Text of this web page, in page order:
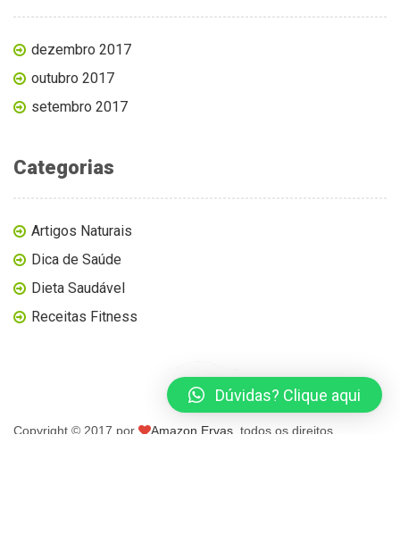
dezembro 2017
outubro 2017
setembro 2017
Categorias
Artigos Naturais
Dica de Saúde
Dieta Saudável
Receitas Fitness
Copyright © 2017 por Amazon Ervas , todos os direitos
Dúvidas? Clique aqui